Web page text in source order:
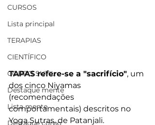
CURSOS
Lista principal
TERAPIAS
CIENTÍFICO
CORPO SUTIL
Destaque mente
Lista mente
Destaque corpo
TAPAS refere-se a "sacrifício", um
dos cinco Niyamas
(recomendações
comportamentais) descritos no
Yoga Sutras, de Patanjali.